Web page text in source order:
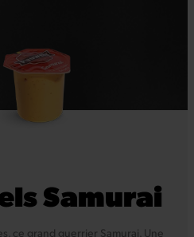
Samurai
ce grand guerrier Samurai. Une